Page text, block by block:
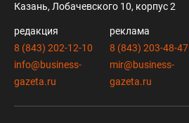
Казань, Лобачевского 10, корпус 2
редакция
8 (843) 202-12-10
info@business-
gazeta.ru
реклама
8 (843) 203-48-47
mir@business-
gazeta.ru